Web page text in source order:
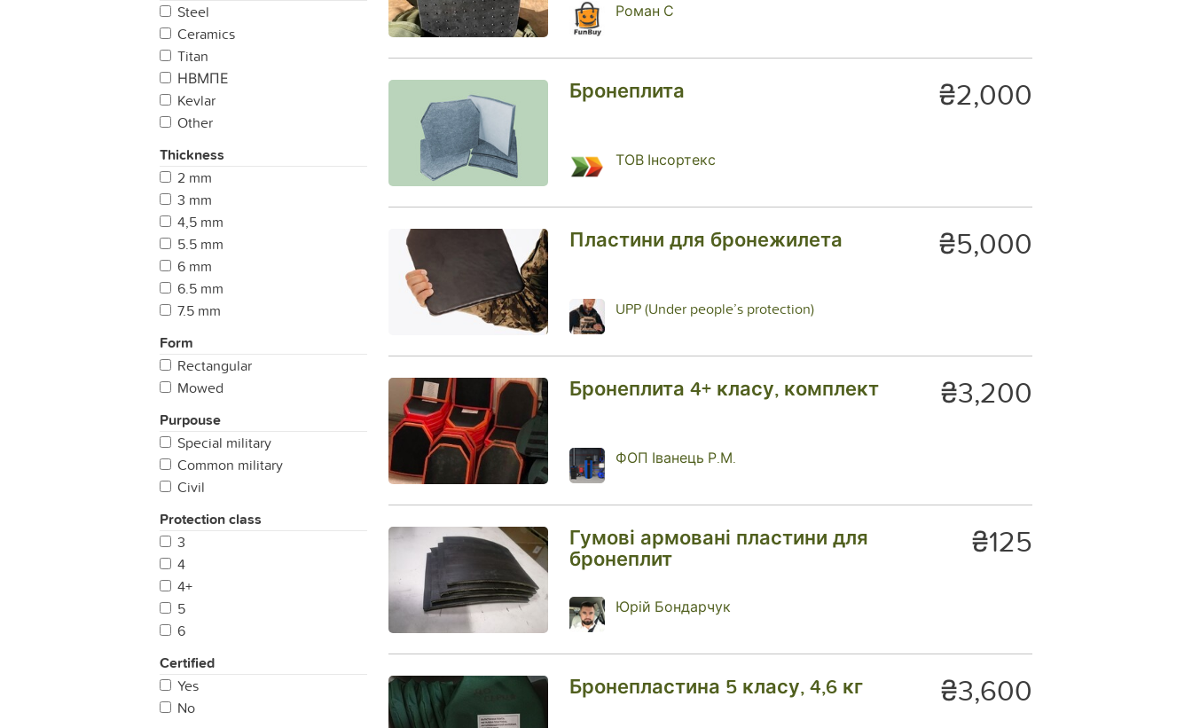
Steel
Ceramics
Titan
НВМПЕ
Kevlar
Other
Thickness
2 mm
3 mm
4,5 mm
5.5 mm
6 mm
6.5 mm
7.5 mm
Form
Rectangular
Mowed
Purpouse
Special military
Common military
Civil
Protection class
3
4
4+
5
6
Certified
Yes
No
Роман С
₴2,000
Бронеплита
ТОВ Інсортекс
₴5,000
Пластини для бронежилета
UPP (Under people’s protection)
₴3,200
Бронеплита 4+ класу, комплект
ФОП Іванець Р.М.
₴125
Гумові армовані пластини для
бронеплит
Юрій Бондарчук
₴3,600
Бронепластина 5 класу, 4,6 кг